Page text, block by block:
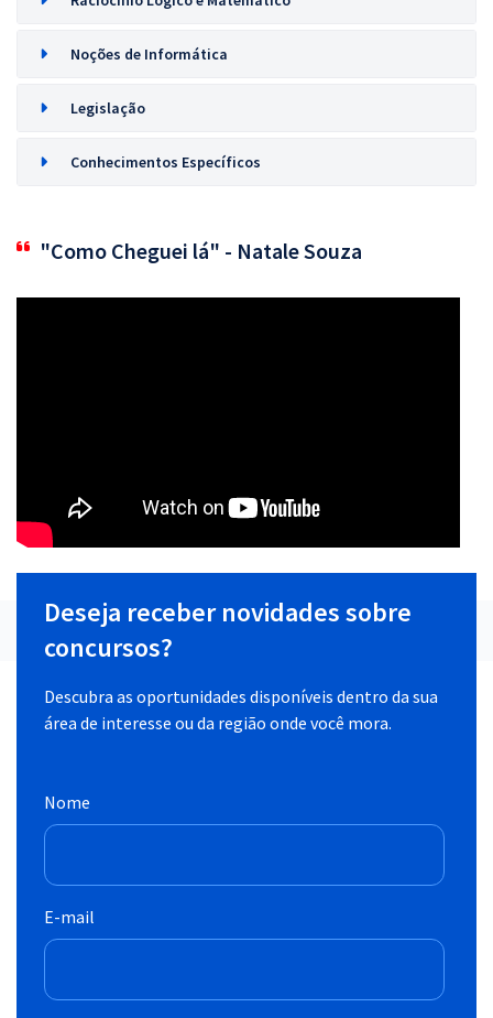
Noções de Informática
Legislação
Conhecimentos Específicos
"Como Cheguei lá" - Natale Souza
Deseja receber novidades sobre
concursos?
Descubra as oportunidades disponíveis dentro da sua
área de interesse ou da região onde você mora.
Nome
E-mail